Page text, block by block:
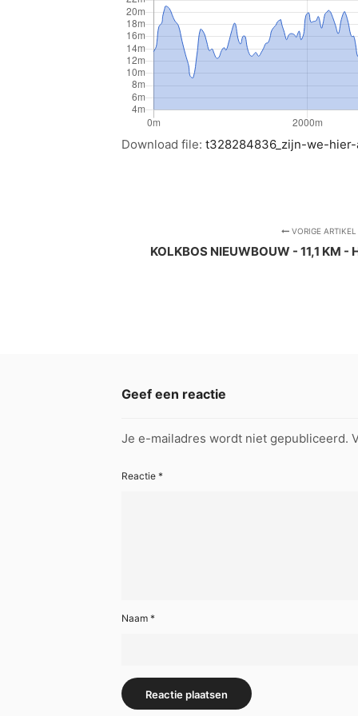
Download file: t328284836_zijn-we-
VORIGE ARTIKEL
KOLKBOS NIEUWBOUW - 11,1 KM -
Geef een reactie
Je e-mailadres wordt niet gepubliceerd.
Reactie *
Naam *